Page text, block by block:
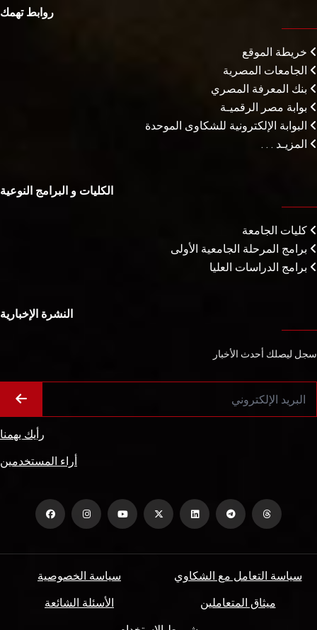
روابط تهمك
خريطة الموقع
الجامعات المصرية
بنك المعرفة المصري
بوابة مصر الرقميـة
البوابة الإلكترونية للشكاوى الموحدة
المزيـد . . .
الكليات و البرامج النوعية
كليات الجامعة
برامج المرحلة الجامعية الأولى
برامج الدراسات العليا
النشرة الإخبارية
سجل ليصلك أحدث الأخبار
رأيك يهمنا
أراء المستخدمين
سياسة الخصوصية
سياسة التعامل مع الشكاوي
الأسئلة الشائعة
ميثاق المتعاملين